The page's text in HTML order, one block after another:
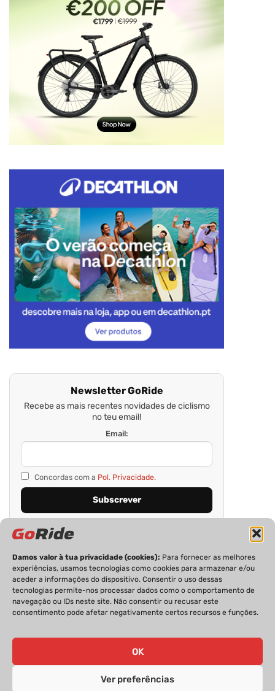
Damos valor à tua privacidade (cookies): Para fornecer as melhores
experiências, usamos tecnologias como cookies para armazenar e/ou
aceder a informações do dispositivo. Consentir o uso dessas
tecnologias permite-nos processar dados como o comportamento de
navegação ou IDs neste site. Não consentir ou recusar este
consentimento pode afetar negativamente certos recursos e funções.
OK
Ver preferências
Newsletter GoRide
Recebe as mais recentes novidades de ciclismo
no teu email!
Email:
Concordas com a Pol. Privacidade.
PRIVACIDADE FICHA TÉCNICA
ESTATUTO EDITORIAL